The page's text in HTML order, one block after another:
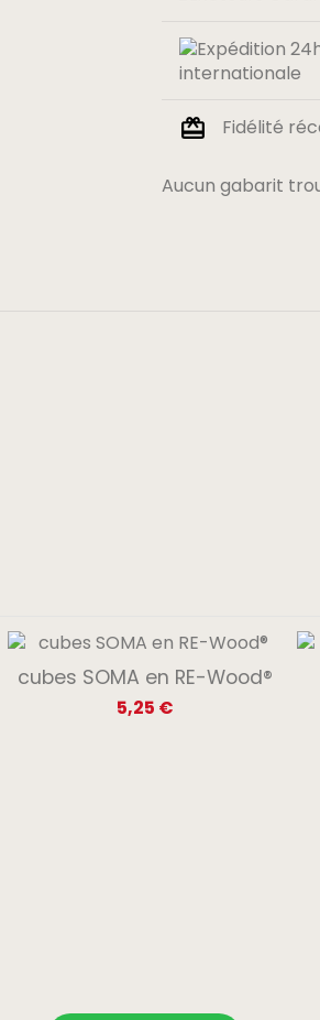
internationale
Fidélité
Aucun gabarit
cubes SOMA en RE-Wood®
5,25 €